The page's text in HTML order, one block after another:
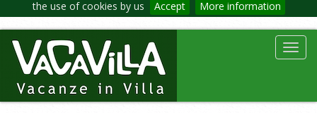
the use of cookies by us Accept More information